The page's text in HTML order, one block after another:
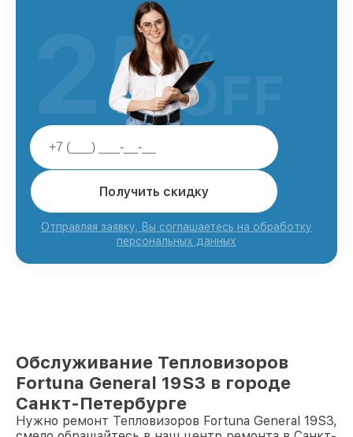
Получить скидку
Отправляя заявку, Вы соглашаетесь на обработку
персональных данных
25%
OFF
Обслуживание Тепловизоров
Fortuna General 19S3 в городе
Санкт-Петербурге
Нужно ремонт Тепловизоров Fortuna General 19S3,